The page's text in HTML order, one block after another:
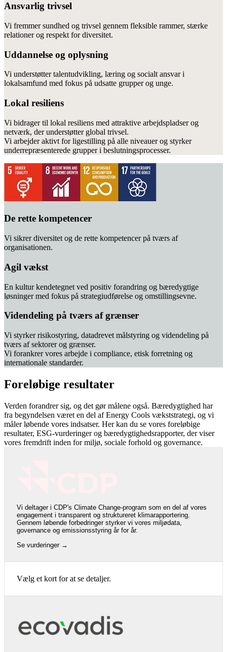
Ansvarlig trivsel
Vi fremmer sundhed og trivsel gennem fleksible rammer, stærke
relationer og respekt for diversitet.
Uddannelse og oplysning
Vi understøtter talentudvikling, læring og socialt ansvar i
lokalsamfund med fokus på udsatte grupper og unge.
Lokal resiliens
Vi bidrager til lokal resiliens med attraktive arbejdspladser og
netværk, der understøtter global trivsel.
Vi arbejder aktivt for ligestilling på alle niveauer og styrker
underrepræsenterede grupper i beslutningsprocesser.
De rette kompetencer
Vi sikrer diversitet og de rette kompetencer på tværs af
organisationen.
Agil vækst
En kultur kendetegnet ved positiv forandring og bæredygtige
løsninger med fokus på strategiudførelse og omstillingsevne.
Videndeling på tværs af grænser
Vi styrker risikostyring, datadrevet målstyring og videndeling på
tværs af sektorer og grænser.
Vi forankrer vores arbejde i compliance, etisk forretning og
internationale standarder.
Foreløbige resultater
Verden forandrer sig, og det gør målene også. Bæredygtighed har
fra begyndelsen været en del af Energy Cools vækststrategi, og vi
måler løbende vores indsatser. Her kan du se vores foreløbige
resultater, ESG-vurderinger og bæredygtighedsrapporter, der viser
vores fremdrift inden for miljø, sociale forhold og governance.
Vi deltager i CDP's Climate Change-program som en del af vores
engagement i transparent og struktureret klimarapportering.
Gennem løbende forbedringer styrker vi vores miljødata,
governance og emissionsstyring år for år.
Se vurderinger →
Vælg et kort for at se detaljer.